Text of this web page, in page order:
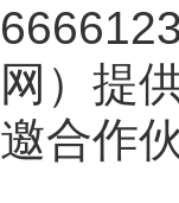
网 ）提
邀合作